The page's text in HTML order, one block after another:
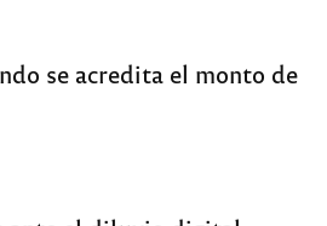
se acredita el monto de